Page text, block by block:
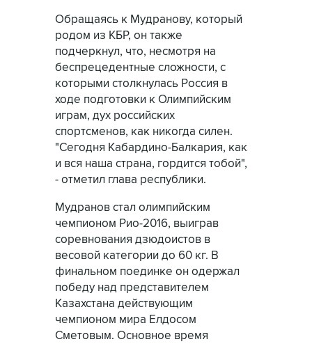
Обращаясь к Мудранову, который
родом из КБР, он также
подчеркнул, что, несмотря на
беспрецедентные сложности, с
которыми столкнулась Россия в
ходе подготовки к Олимпийским
играм, дух российских
спортсменов, как никогда силен.
"Сегодня Кабардино-Балкария, как
и вся наша страна, гордится тобой",
- отметил глава республики.
Мудранов стал олимпийским
чемпионом Рио-2016, выиграв
соревнования дзюдоистов в
весовой категории до 60 кг. В
финальном поединке он одержал
победу над представителем
Казахстана действующим
чемпионом мира Елдосом
Сметовым. Основное время